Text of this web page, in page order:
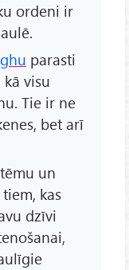
ordeni ir
parasti
visu
Tie ir ne
bet arī
un
kas
dzīvi